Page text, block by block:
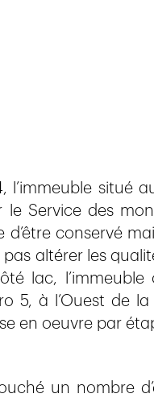
l’immeuble situé
Service des
conservé
altérer les
lac,
5, à l’Ouest de
en oeuvre par
un nombre